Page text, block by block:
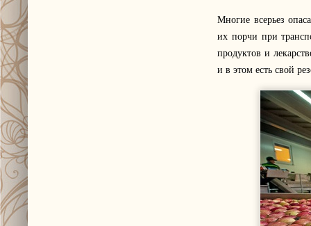
Многие всерьез
их порчи при
продуктов и
и в этом есть свой